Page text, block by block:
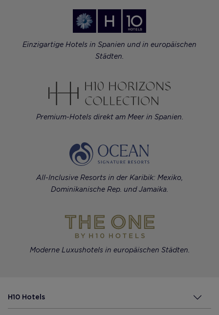
Einzigartige Hotels in Spanien und in europäischen
Städten.
Premium-Hotels direkt am Meer in Spanien.
All-Inclusive Resorts in der Karibik: Mexiko,
Dominikanische Rep. und Jamaika.
Moderne Luxushotels in europäischen Städten.
H10 Hotels